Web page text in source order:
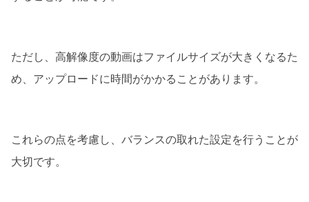
ただし、高解像度の動画はファイルサイズが大きくなるた
め、アップロードに時間がかかることがあります。
これらの点を考慮し、バランスの取れた設定を行うことが
大切です。